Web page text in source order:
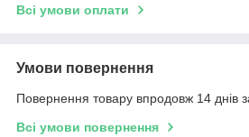
Всі умови оплати
Умови повернення
Повернення товару впродовж 14 днів
Всі умови повернення